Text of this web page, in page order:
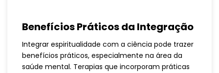
Benefícios Práticos da Integração
Integrar espiritualidade com a ciência pode trazer
benefícios práticos, especialmente na área da
saúde mental. Terapias que incorporam práticas